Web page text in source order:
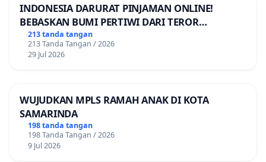
INDONESIA DARURAT PINJAMAN ONLINE!
BEBASKAN BUMI PERTIWI DARI TEROR
PINJAMAN ONLINE! TUTUP PINJOL!
213 tanda tangan
213 Tanda Tangan / 2026
29 Jul 2026
WUJUDKAN MPLS RAMAH ANAK DI KOTA
SAMARINDA
198 tanda tangan
198 Tanda Tangan / 2026
9 Jul 2026